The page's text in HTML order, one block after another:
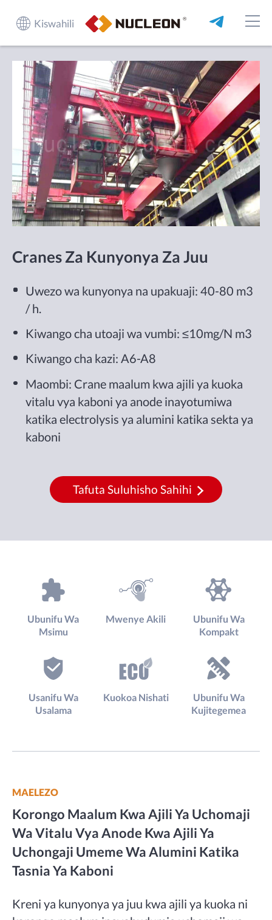
Kiswahili
Cranes Za Kunyonya Za Juu
Uwezo wa kunyonya na upakuaji: 40-80 m3
/ h.
Kiwango cha utoaji wa vumbi: ≤10mg/N m3
Kiwango cha kazi: A6-A8
Maombi: Crane maalum kwa ajili ya kuoka
vitalu vya kaboni ya anode inayotumiwa
katika electrolysis ya alumini katika sekta ya
kaboni
Tafuta Suluhisho Sahihi
Ubunifu Wa
Msimu
Mwenye Akili
Ubunifu Wa
Kompakt
Usanifu Wa
Usalama
Kuokoa Nishati
Ubunifu Wa
Kujitegemea
MAELEZO
Korongo Maalum Kwa Ajili Ya Uchomaji
Wa Vitalu Vya Anode Kwa Ajili Ya
Uchongaji Umeme Wa Alumini Katika
Tasnia Ya Kaboni
Kreni ya kunyonya ya juu kwa ajili ya kuoka ni